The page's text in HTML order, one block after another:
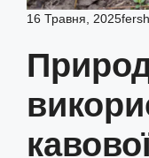
16 Травня, 2025